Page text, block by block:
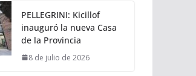
PELLEGRINI: Kicillof
inauguró la nueva Casa
de la Provincia
8 de julio de 2026